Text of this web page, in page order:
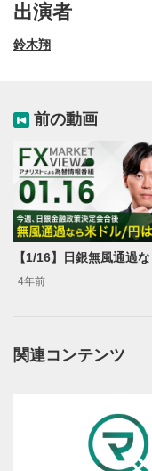
1
動画再生エリ
動画再生エリアに
動画を再生または
10秒戻し/10秒
出演者
鈴木翔
前の動画
4年前
関連コンテンツ